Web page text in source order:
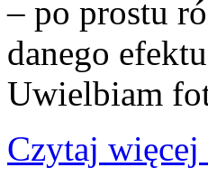
– po prostu
danego
Uwielbiam
Czytaj więcej